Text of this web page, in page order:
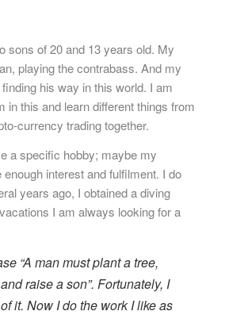
sons of 20 and 13 years old. My
playing the contrabass. And my
his way in this world. I am
in this and learn different things from
currency trading together.
a specific hobby; maybe my
interest and fulfilment. I do
years ago, I obtained a diving
I am always looking for a
“A man must plant a tree,
raise a son”. Fortunately, I
it. Now I do the work I like as